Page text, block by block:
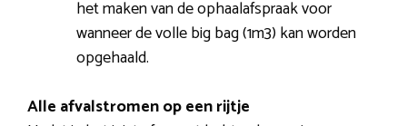
het maken van de ophaalafspraak voor
wanneer de volle big bag (1m3) kan worden
opgehaald.
Alle afvalstromen op een rijtje